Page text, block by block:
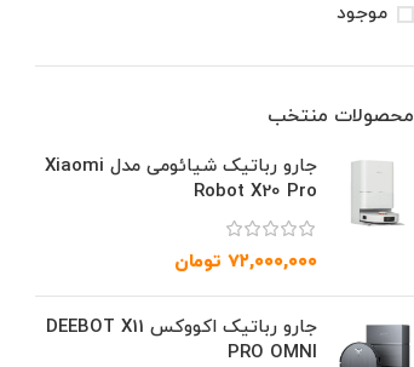
موجود
محصولات منتخب
جارو رباتیک شیائومی مدل Xiaomi
Robot X20 Pro
۷۲,۰۰۰,۰۰۰ تومان
جارو رباتیک اکووکس DEEBOT X11
PRO OMNI